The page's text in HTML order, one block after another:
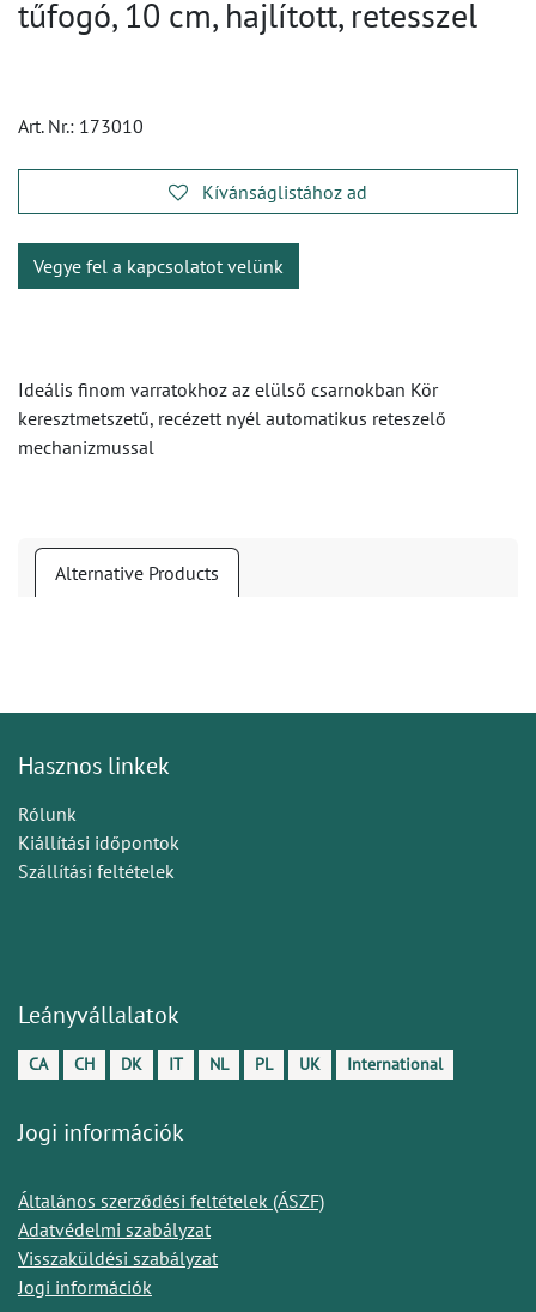
tűfogó, 10 cm, hajlított, retesszel
Art. Nr.: 173010
Kívánságlistához ad
Vegye fel a kapcsolatot velünk
Ideális finom varratokhoz az elülső csarnokban Kör
keresztmetszetű, recézett nyél automatikus reteszelő
mechanizmussal
Alternative Products
Hasznos linkek
Rólunk
Kiállítási időpontok
Szállítási feltételek
Leányvállalatok
CA CH DK IT NL PL UK International
Jogi információk
Általános szerződési feltételek (ÁSZF)
Adatvédelmi szabályzat
Visszaküldési szabályzat
Jogi információk